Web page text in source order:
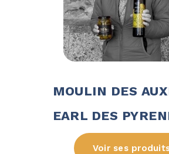
MOULIN DES
EARL DES
Voir ses